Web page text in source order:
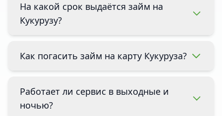
На какой срок выдаётся займ на
Кукурузу?
Как погасить займ на карту Кукуруза?
Работает ли сервис в выходные и
ночью?